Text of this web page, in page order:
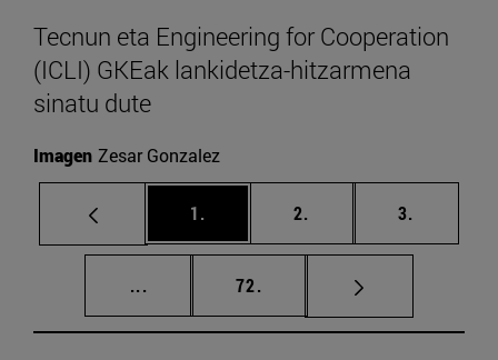
Tecnun eta Engineering for Cooperation
(ICLI) GKEak lankidetza-hitzarmena
sinatu dute
Imagen Zesar Gonzalez
1. 2. 3.
... Tarteko orrialdeak Erabili TAB tekla
72.